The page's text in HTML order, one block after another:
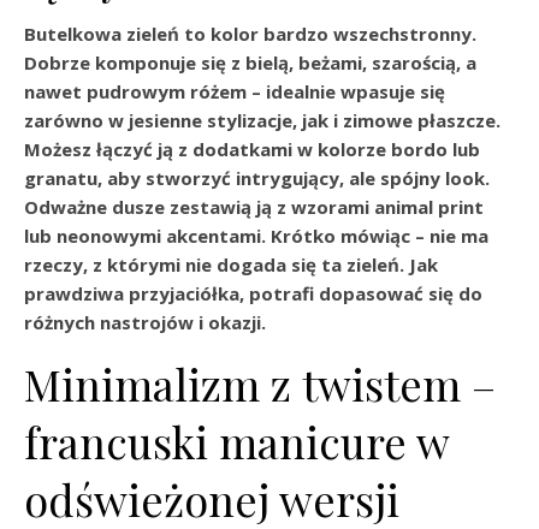
Butelkowa zieleń to kolor bardzo wszechstronny.
Dobrze komponuje się z bielą, beżami, szarością, a
nawet pudrowym różem – idealnie wpasuje się
zarówno w jesienne stylizacje, jak i zimowe płaszcze.
Możesz łączyć ją z dodatkami w kolorze bordo lub
granatu, aby stworzyć intrygujący, ale spójny look.
Odważne dusze zestawią ją z wzorami animal print
lub neonowymi akcentami. Krótko mówiąc – nie ma
rzeczy, z którymi nie dogada się ta zieleń. Jak
prawdziwa przyjaciółka, potrafi dopasować się do
różnych nastrojów i okazji.
Minimalizm z twistem –
francuski manicure w
odświeżonej wersji